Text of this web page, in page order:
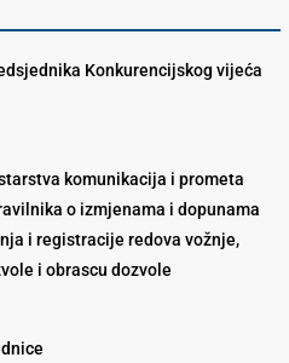
Konkurencijskog vijeća
komunikacija i prometa
o izmjenama i dopunama
i registracije redova vožnje,
i obrascu dozvole